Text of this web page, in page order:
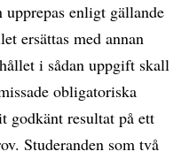
enligt gällande
ersättas med annan
i sådan uppgift skall
obligatoriska
godkänt resultat på ett
Studeranden som två